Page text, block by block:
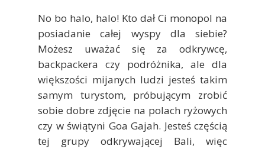
No bo halo, halo! Kto dał Ci monopol na
posiadanie całej wyspy dla siebie?
Możesz uważać się za odkrywcę,
backpackera czy podróżnika, ale dla
większości mijanych ludzi jesteś takim
samym turystom, próbującym zrobić
sobie dobre zdjęcie na polach ryżowych
czy w świątyni Goa Gajah. Jesteś częścią
tej grupy odkrywającej Bali, więc